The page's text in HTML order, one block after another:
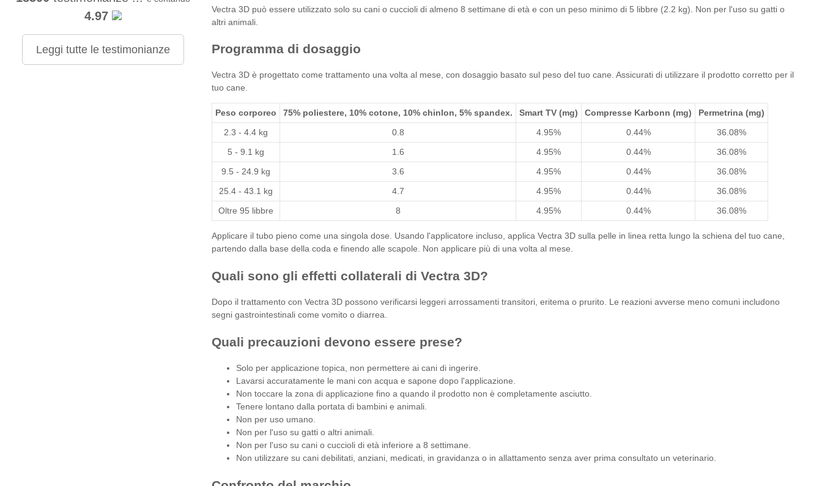
4.97
Leggi tutte le testimonianze
Vectra 3D può essere utilizzato solo su cani o cuccioli di almeno 8 settimane di età e con un peso minimo di 5 libbre (2.2 kg). Non per l'uso su gatti o
altri animali.
Programma di dosaggio
Vectra 3D è progettato come trattamento una volta al mese, con dosaggio basato sul peso del tuo cane. Assicurati di utilizzare il prodotto corretto per il
tuo cane.
Peso corporeo 75% poliestere, 10% cotone, 10% chinlon, 5% spandex. Smart TV (mg) Compresse Karbonn (mg) Permetrina (mg)
2.3 - 4.4 kg
0.8 4.95% 0.44%
36.08%
5 - 9.1 kg
1.6 4.95% 0.44%
36.08%
9.5 - 24.9 kg
3.6 4.95% 0.44%
36.08%
25.4 - 43.1 kg
4.7 4.95% 0.44%
36.08%
Oltre 95 libbre
8 4.95% 0.44% 36.08%
Applicare il tubo pieno come una singola dose. Usando l'applicatore incluso, applica Vectra 3D sulla pelle in linea retta lungo la schiena del tuo cane,
partendo dalla base della coda e finendo alle scapole. Non applicare più di una volta al mese.
Quali sono gli effetti collaterali di Vectra 3D?
Dopo il trattamento con Vectra 3D possono verificarsi leggeri arrossamenti transitori, eritema o prurito. Le reazioni avverse meno comuni includono
segni gastrointestinali come vomito o diarrea.
Quali precauzioni devono essere prese?
Solo per applicazione topica, non permettere ai cani di ingerire.
Lavarsi accuratamente le mani con acqua e sapone dopo l'applicazione.
Non toccare la zona di applicazione fino a quando il prodotto non è completamente asciutto.
Tenere lontano dalla portata di bambini e animali.
Non per uso umano.
Non per l'uso su gatti o altri animali.
Non per l'uso su cani o cuccioli di età inferiore a 8 settimane.
Non utilizzare su cani debilitati, anziani, medicati, in gravidanza o in allattamento senza aver prima consultato un veterinario.